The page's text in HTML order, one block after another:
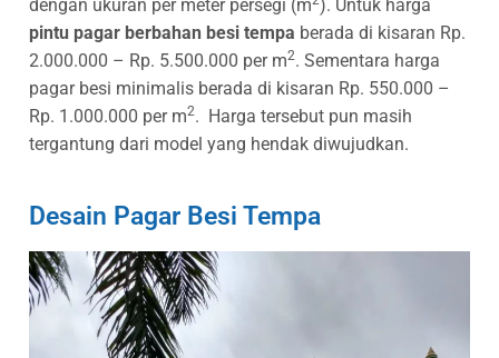
dengan ukuran per meter persegi (m ). Untuk harga
pintu pagar berbahan besi tempa berada di kisaran Rp.
2.000.000 – Rp. 5.500.000 per m2. Sementara harga
pagar besi minimalis berada di kisaran Rp. 550.000 –
Rp. 1.000.000 per m2. Harga tersebut pun masih
tergantung dari model yang hendak diwujudkan.
Desain Pagar Besi Tempa